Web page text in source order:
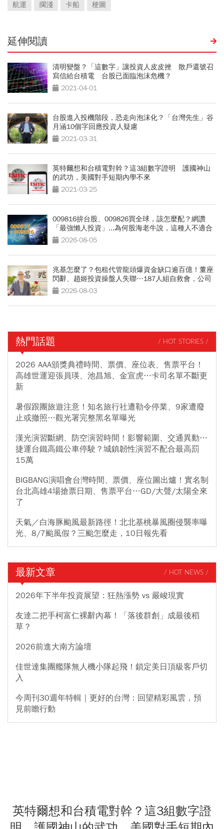
航運
擱淺 卡船 梗圖
延伸閱讀
清明變盤？「這數字」讓投資人皮皮挫 散戶還號召
寫信給台積電 台股已面臨泡沫危機？
2021-04-01
台股進入投機階段，恐走向泡沫化？「台灣先生」谷
月涵10個字回應投資人疑慮
2021-03-31
英特爾想和台積電對幹？這3組數字證明 護國神山
的武功，美國對手短期內學不來
2021-03-25
009816拚台股、009826買全球，該怎麼配？網讚
「最強懶人投資」...為何股海老牛說，這種人不適合
買？2026-08-05
兆基怎麼了？包租代管龍頭爆資金缺口逾百億！董座
閃辭、趙姬投資操盤人失聯…187人組自救會，公司
最新聲明
2026-08-03
熱門話題 / HOT STORIES /
2026 AAA頒獎典禮時間、票價、座位表、售票平台！
高雄世運迎張員瑛、池昌旭、金宣虎…卡司名單不斷更
新
暑假跟團旅遊注意！知名旅行社遭勒令停業、9家遭廢
止或撤照…觀光署完整黑名單曝光
漢光演習斷網、防空演習時間！影響範圍、交通異動…
捷運台鐵高鐵公車停駛？城鎮韌性演習不配合最高罰
15萬
BIGBANG演唱會台灣時間、票價、座位圖出爐！實名制
台北高雄4場搶票日期、售票平台…GD/大聲/太陽全來
了
天氣／白海豚颱風最新路徑！北北基桃暴風圈侵襲率曝
光、8/7颱風假？三颱怎麼走，10日報先看
最新文章 / HOT NEWS /
2026年下半年投資展望：狂熱漲勢 vs 嚴峻現實
友達二把手柯富仁裸辭內幕！「落後群創」成最後稻
草？
2026前進大南方論壇
佳世達集團艦隊無人機小隊起飛！鎖定美日頂級客戶切
入
今周刊30週年特輯｜更好的台灣：回望精彩風雲，預
見前瞻行動
英特爾想和台積電對幹？這3組數字證